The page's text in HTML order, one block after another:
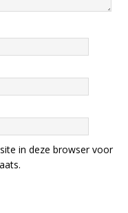
in deze browser voor